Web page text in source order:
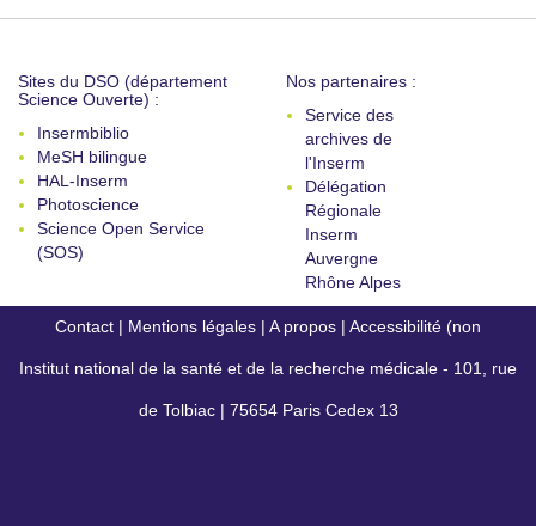
Sites du DSO (département
Science Ouverte) :
Insermbiblio
MeSH bilingue
HAL-Inserm
Photoscience
Science Open Service
(SOS)
Nos partenaires :
Service des
archives de
l'Inserm
Délégation
Régionale
Inserm
Auvergne
Rhône Alpes
Contact | Mentions légales | A propos | Accessibilité (non
conforme)
Institut national de la santé et de la recherche médicale - 101, rue
de Tolbiac | 75654 Paris Cedex 13